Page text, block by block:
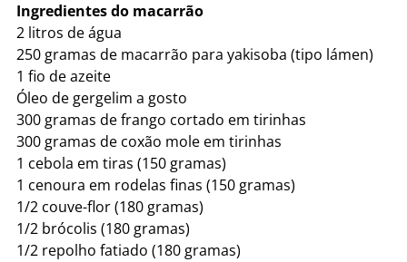
Ingredientes do macarrão
2 litros de água
250 gramas de macarrão para yakisoba (tipo lámen)
1 fio de azeite
Óleo de gergelim a gosto
300 gramas de frango cortado em tirinhas
300 gramas de coxão mole em tirinhas
1 cebola em tiras (150 gramas)
1 cenoura em rodelas finas (150 gramas)
1/2 couve-flor (180 gramas)
1/2 brócolis (180 gramas)
1/2 repolho fatiado (180 gramas)